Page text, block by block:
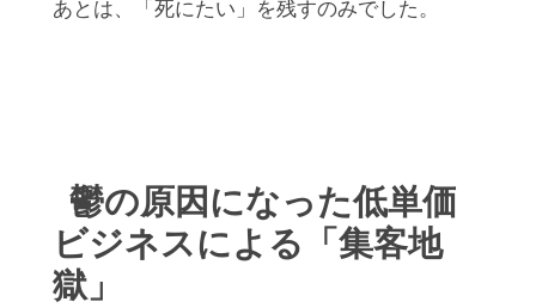
あとは、「死にたい」を残すのみでした。
鬱の原因になった低単価
ビジネスによる「集客地
獄」